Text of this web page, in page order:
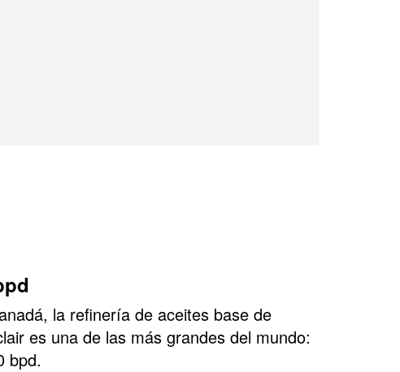
la refinería de aceites base de
es una de las más grandes del mundo:
bpd.